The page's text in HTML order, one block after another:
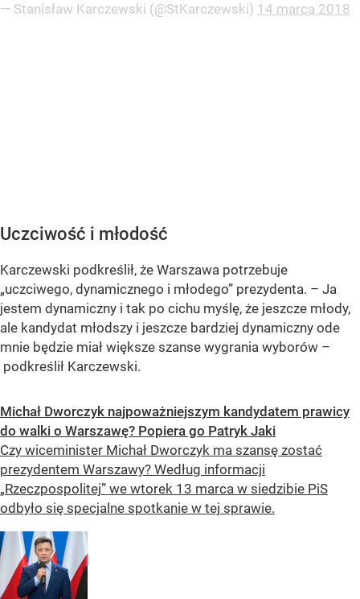
— Stanisław Karczewski (@StKarczewski) 14 marca 2018
Uczciwość i młodość
Karczewski podkreślił, że Warszawa potrzebuje
„uczciwego, dynamicznego i młodego” prezydenta. – Ja
jestem dynamiczny i tak po cichu myślę, że jeszcze młody,
ale kandydat młodszy i jeszcze bardziej dynamiczny ode
mnie będzie miał większe szanse wygrania wyborów –
podkreślił Karczewski.
Michał Dworczyk najpoważniejszym kandydatem prawicy
do walki o Warszawę? Popiera go Patryk Jaki
Czy wiceminister Michał Dworczyk ma szansę zostać
prezydentem Warszawy? Według informacji
„Rzeczpospolitej” we wtorek 13 marca w siedzibie PiS
odbyło się specjalne spotkanie w tej sprawie.